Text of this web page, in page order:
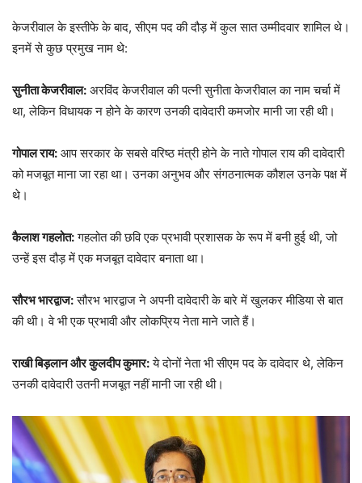
केजरीवाल के इस्तीफे के बाद, सीएम पद की दौड़ में कुल सात उम्मीदवार शामिल थे।
इनमें से कुछ प्रमुख नाम थे:
सुनीता केजरीवाल: अरविंद केजरीवाल की पत्नी सुनीता केजरीवाल का नाम चर्चा में
था, लेकिन विधायक न होने के कारण उनकी दावेदारी कमजोर मानी जा रही थी।
गोपाल राय: आप सरकार के सबसे वरिष्ठ मंत्री होने के नाते गोपाल राय की दावेदारी
को मजबूत माना जा रहा था। उनका अनुभव और संगठनात्मक कौशल उनके पक्ष में
थे।
कैलाश गहलोत:गहलोत की छवि एक प्रभावी प्रशासक के रूप में बनी हुई थी, जो
उन्हें इस दौड़ में एक मजबूत दावेदार बनाता था।
सौरभ भारद्वाज:सौरभ भारद्वाज ने अपनी दावेदारी के बारे में खुलकर मीडिया से बात
की थी। वे भी एक प्रभावी और लोकप्रिय नेता माने जाते हैं।
राखी बिड़लान और कुलदीप कुमार:ये दोनों नेता भी सीएम पद के दावेदार थे, लेकिन
उनकी दावेदारी उतनी मजबूत नहीं मानी जा रही थी।